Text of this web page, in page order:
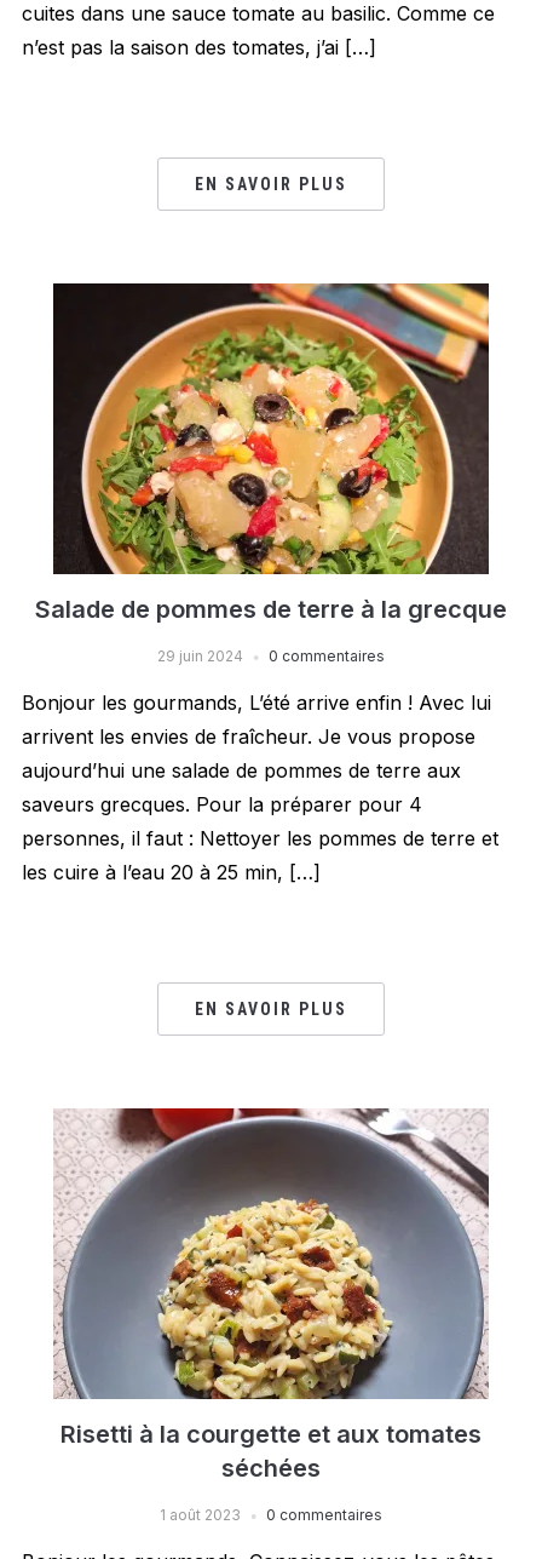
cuites dans une sauce tomate au basilic. Comme ce
n’est pas la saison des tomates, j’ai […]
EN SAVOIR PLUS
Salade de pommes de terre à la grecque
29 juin 2024 0 commentaires
Bonjour les gourmands, L’été arrive enfin ! Avec lui
arrivent les envies de fraîcheur. Je vous propose
aujourd’hui une salade de pommes de terre aux
saveurs grecques. Pour la préparer pour 4
personnes, il faut : Nettoyer les pommes de terre et
les cuire à l’eau 20 à 25 min, […]
EN SAVOIR PLUS
Risetti à la courgette et aux tomates
séchées
1 août 2023 0 commentaires